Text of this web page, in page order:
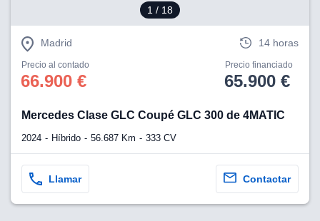
1 / 18
Madrid 14 horas
Precio al contado
66.900 €
Precio financiado
65.900 €
Mercedes Clase GLC Coupé GLC 300 de 4MATIC
2024 Híbrido 56.687 Km 333 CV
Llamar Contactar